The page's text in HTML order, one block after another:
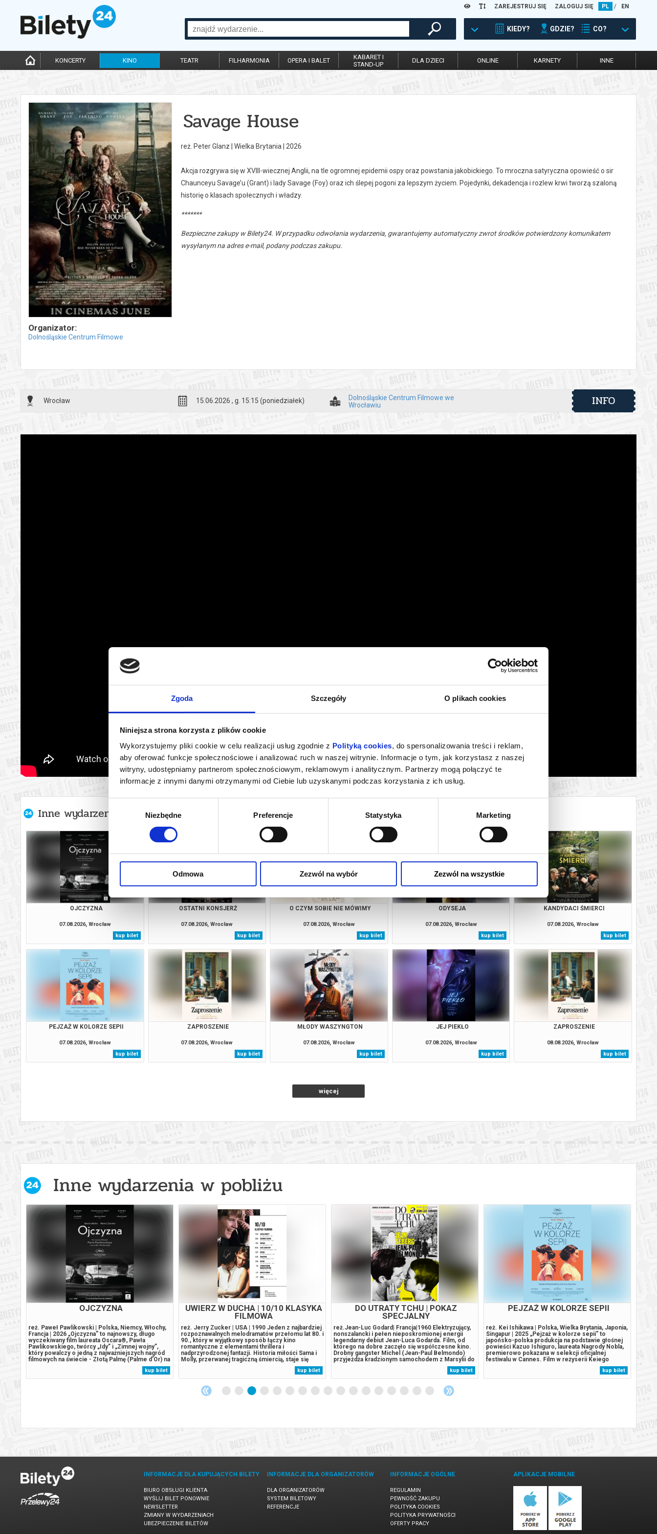
Zgoda Szczegóły O plikach cookies
Niniejsza strona korzysta z plików cookie
Wykorzystujemy pliki cookie w celu realizacji usług zgodnie z Polityką cookies, do spersonalizowania treści i reklam,
aby oferować funkcje społecznościowe i analizować ruch w naszej witrynie. Informacje o tym, jak korzystasz z naszej
witryny, udostępniamy partnerom społecznościowym, reklamowym i analitycznym. Partnerzy mogą połączyć te
informacje z innymi danymi otrzymanymi od Ciebie lub uzyskanymi podczas korzystania z ich usług.
zgody
Niezbędne Preferencje Statystyka Marketing
Odmowa Zezwól na wybór Zezwól na wszystkie
ZAREJESTRUJ SIĘ ZALOGUJ SIĘ PL / EN
KIEDY? GDZIE? CO?
KONCERTY KINO TEATR FILHARMONIA OPERA I BALET
KABARET I
STAND-UP
DLA DZIECI ONLINE KARNETY INNE
Organizator:
Dolnośląskie Centrum Filmowe
Savage House
reż. Peter Glanz | Wielka Brytania | 2026
Akcja rozgrywa się w XVIII-wiecznej Anglii, na tle ogromnej epidemii ospy oraz powstania jakobickiego. To mroczna satyryczna opowieść o sir
Chaunceyu Savage’u (Grant) i lady Savage (Foy) oraz ich ślepej pogoni za lepszym życiem. Pojedynki, dekadencja i rozlew krwi tworzą szaloną
historię o klasach społecznych i władzy.
*******
Bezpieczne zakupy w Bilety24. W przypadku odwołania wydarzenia, gwarantujemy automatyczny zwrot środków potwierdzony komunikatem
wysyłanym na adres e-mail, podany podczas zakupu.
Wrocław 15.06.2026 , g. 15:15 (poniedziałek)
Dolnośląskie Centrum Filmowe we
Wrocławiu
INFO
Inne wydarzenia organizatora
OJCZYZNA
07.08.2026, Wrocław
kup bilet
OSTATNI KONSJERŻ
07.08.2026, Wrocław
kup bilet
O CZYM SOBIE NIE MÓWIMY
07.08.2026, Wrocław
kup bilet
ODYSEJA
07.08.2026, Wrocław
kup bilet
KANDYDACI ŚMIERCI
07.08.2026, Wrocław
kup bilet
PEJZAŻ W KOLORZE SEPII
07.08.2026, Wrocław
kup bilet
ZAPROSZENIE
07.08.2026, Wrocław
kup bilet
MŁODY WASZYNGTON
07.08.2026, Wrocław
kup bilet
JEJ PIEKŁO
07.08.2026, Wrocław
kup bilet
ZAPROSZENIE
08.08.2026, Wrocław
kup bilet
więcej
Inne wydarzenia w pobliżu
OJCZYZNA
reż. Paweł Pawlikowski | Polska, Niemcy, Włochy,
Francja | 2026 „Ojczyzna” to najnowszy, długo
wyczekiwany film laureata Oscara®, Pawła
Pawlikowskiego, twórcy „Idy” i „Zimnej wojny”,
który powalczy o jedną z najważniejszych nagród
filmowych na świecie - Złotą Palmę (Palme d’Or) na
tegorocznym 79. Międzynarodowym Festiwalu
Filmowym w Cannes. W swoim najnowszym dziele,
podobnie jak w „Idzie” i „Zimnej...
kup bilet
UWIERZ W DUCHA | 10/10 KLASYKA
FILMOWA
reż. Jerry Zucker | USA | 1990 Jeden z najbardziej
rozpoznawalnych melodramatów przełomu lat 80. i
90., który w wyjątkowy sposób łączy kino
romantyczne z elementami thrillera i
nadprzyrodzonej fantazji. Historia miłości Sama i
Molly, przerwanej tragiczną śmiercią, staje się
opowieścią o sile uczuć przekraczających granice
życia i śmierci. Kreacje Patricka Swayze, Demi
Moore i nagrodzonej Oscarem Whoopi...
kup bilet
DO UTRATY TCHU | POKAZ
SPECJALNY
reż.Jean-Luc Godard| Francja|1960 Elektryzujący,
nonszalancki i pełen nieposkromionej energii
legendarny debiut Jean-Luca Godarda. Film, od
którego na dobre zaczęło się współczesne kino.
Drobny gangster Michel (Jean-Paul Belmondo)
przyjeżdża kradzionym samochodem z Marsylii do
Paryża. Tam spotyka się z młodą Amerykanką
Patricią (Jean Seberg), która stawia pierwsze kroki
jako dziennikarka. Para flirtuje...
kup bilet
PEJZAŻ W KOLORZE SEPII
reż. Kei Ishikawa | Polska, Wielka Brytania, Japonia,
Singapur | 2025 „Pejzaż w kolorze sepii” to
japońsko-polska produkcja na podstawie głośnej
powieści Kazuo Ishiguro, laureata Nagrody Nobla,
premierowo pokazana w selekcji oficjalnej
festiwalu w Cannes. Film w reżyserii Keiego
Ishikawy jest pełną napięcia i niedopowiedzeń
opowieścią o rodzinnych sekretach, pułapkach
pamięci i kruchej więzi między...
kup bilet
Po
INFORMACJE DLA KUPUJĄCYCH BILETY
BIURO OBSŁUGI KLIENTA
WYŚLIJ BILET PONOWNIE
NEWSLETTER
ZMIANY W WYDARZENIACH
UBEZPIECZENIE BILETÓW
INFORMACJE DLA ORGANIZATORÓW
DLA ORGANIZATORÓW
SYSTEM BILETOWY
REFERENCJE
INFORMACJE OGÓLNE
REGULAMIN
PEWNOŚĆ ZAKUPU
POLITYKA COOKIES
POLITYKA PRYWATNOŚCI
OFERTY PRACY
APLIKACJE MOBILNE